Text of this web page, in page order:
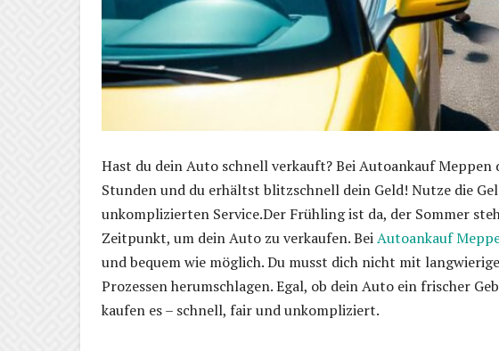
Hast du dein Auto schnell verkauft? Bei Autoankauf Meppen
Stunden und du erhältst blitzschnell dein Geld! Nutze die
unkomplizierten Service.Der Frühling ist da, der Sommer
Zeitpunkt, um dein Auto zu verkaufen. BeiAutoankauf
und bequem wie möglich. Du musst dich nicht mit
Prozessen herumschlagen. Egal, ob dein Auto ein frischer
kaufen es – schnell, fair und unkompliziert.